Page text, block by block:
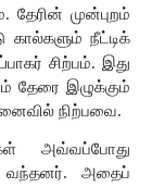
தேரின் முன்புறம்
கால்களும் நீட்டிக்
ப்பாகர் சிற்பம். இது
தேரை இழுக்கும்
நிற்பவை.
அவ்வப்போது
வந்தனர்.
அதைப்